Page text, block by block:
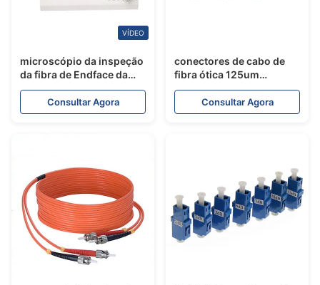
VÍDEO
microscópio da inspeção
da fibra de Endface da
máquina da fabricação
do cabo de remendo da
fibra de 10000Hours
Consultar Agora
conectores de cabo de
fibra ótica 125um
plásticos, conector
rápido ótico pre
encaixado de SC/UPC
Consultar Agora